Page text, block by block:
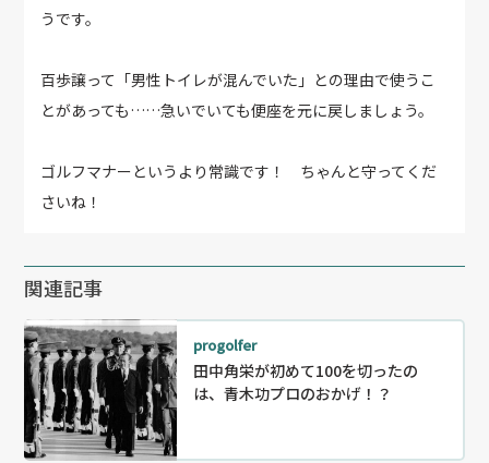
うです。
百歩譲って「男性トイレが混んでいた」との理由で使うこ
とがあっても……急いでいても便座を元に戻しましょう。
ゴルフマナーというより常識です！ ちゃんと守ってくだ
さいね！
関連記事
progolfer
田中角栄が初めて100を切ったの
は、青木功プロのおかげ！？